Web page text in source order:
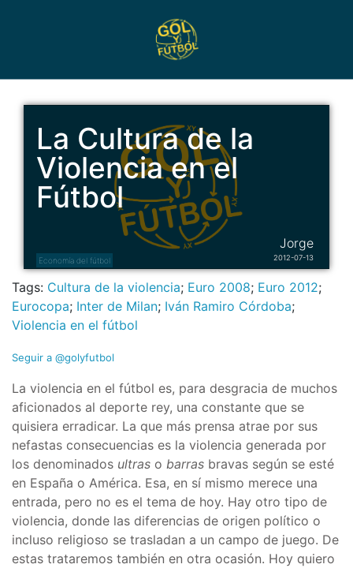
Economía del fútbol
La Cultura de la
Violencia en el
Fútbol
Jorge
2012-07-13
Tags: Cultura de la violencia; Euro 2008; Euro 2012;
Eurocopa; Inter de Milan; Iván Ramiro Córdoba;
Violencia en el fútbol
Seguir a @golyfutbol
La violencia en el fútbol es, para desgracia de muchos
aficionados al deporte rey, una constante que se
quisiera erradicar. La que más prensa atrae por sus
nefastas consecuencias es la violencia generada por
los denominados ultras o barras bravas según se esté
en España o América. Esa, en sí mismo merece una
entrada, pero no es el tema de hoy. Hay otro tipo de
violencia, donde las diferencias de origen político o
incluso religioso se trasladan a un campo de juego. De
estas trataremos también en otra ocasión. Hoy quiero